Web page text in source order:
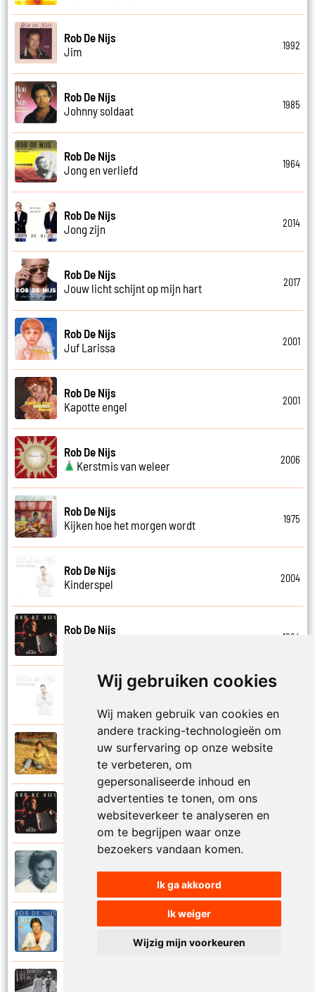
Wij gebruiken cookies
Wij maken gebruik van cookies en
andere tracking-technologieën om
uw surfervaring op onze website
te verbeteren, om
gepersonaliseerde inhoud en
advertenties te tonen, om ons
websiteverkeer te analyseren en
om te begrijpen waar onze
bezoekers vandaan komen.
Ik ga akkoord
Ik weiger
Wijzig mijn voorkeuren
Rob De Nijs
Jim
1992
Rob De Nijs
Johnny soldaat
1985
Rob De Nijs
Jong en verliefd
1964
Rob De Nijs
Jong zijn
2014
Rob De Nijs
Jouw licht schijnt op mijn hart
2017
Rob De Nijs
Juf Larissa
2001
Rob De Nijs
Kapotte engel
2001
Rob De Nijs
Kerstmis van weleer
2006
Rob De Nijs
Kijken hoe het morgen wordt
1975
Rob De Nijs
Kinderspel
2004
Rob De Nijs
1994
Rob De Nijs
Rob De Nijs
Kleine man
Rob De Nijs
Kleine ster
Rob De Nijs